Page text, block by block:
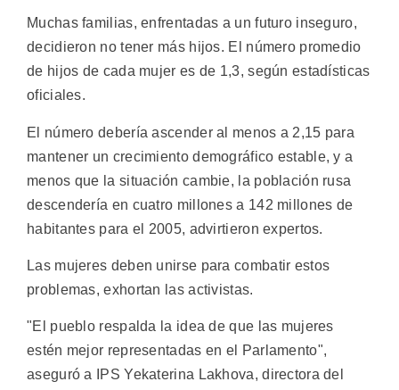
Muchas familias, enfrentadas a un futuro inseguro,
decidieron no tener más hijos. El número promedio
de hijos de cada mujer es de 1,3, según estadísticas
oficiales.
El número debería ascender al menos a 2,15 para
mantener un crecimiento demográfico estable, y a
menos que la situación cambie, la población rusa
descendería en cuatro millones a 142 millones de
habitantes para el 2005, advirtieron expertos.
Las mujeres deben unirse para combatir estos
problemas, exhortan las activistas.
"El pueblo respalda la idea de que las mujeres
estén mejor representadas en el Parlamento",
aseguró a IPS Yekaterina Lakhova, directora del